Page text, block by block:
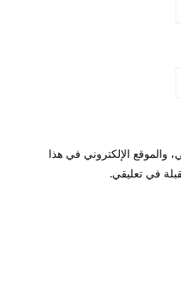
والموقع الإلكتروني في هذا
في تعليقي.